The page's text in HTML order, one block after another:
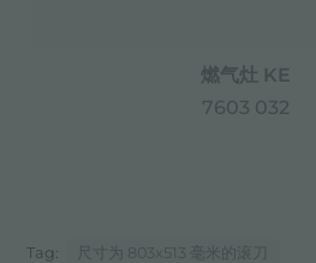
燃气灶 KE
7603 032
Tag: 尺寸为 803x513 毫米的滚刀